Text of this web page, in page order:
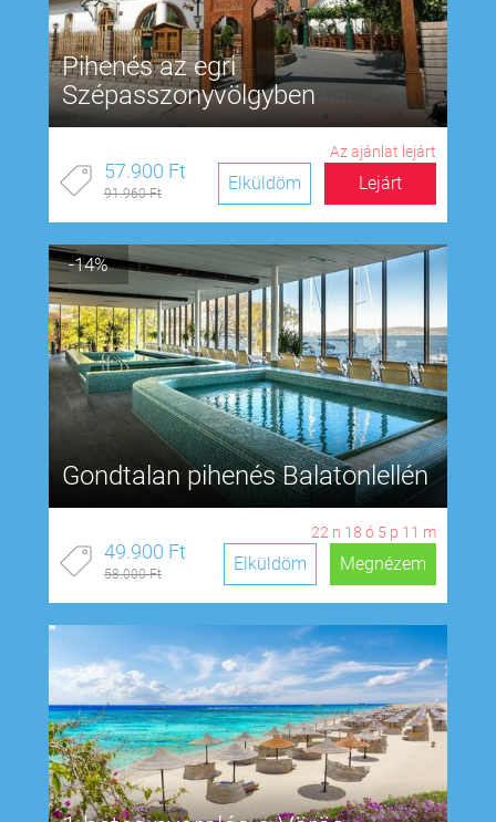
Pihenés az egri
Szépasszonyvölgyben
Az ajánlat lejárt
57.900 Ft
91.960 Ft Lejárt
Elküldöm
-14%
Gondtalan pihenés Balatonlellén
22 n 18 ó 5 p 10 m
49.900 Ft
58.000 Ft Megnézem
Elküldöm